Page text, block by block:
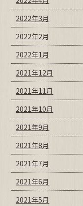
2022年3月
2022年2月
2022年1月
2021年12月
2021年11月
2021年10月
2021年9月
2021年8月
2021年7月
2021年6月
2021年5月